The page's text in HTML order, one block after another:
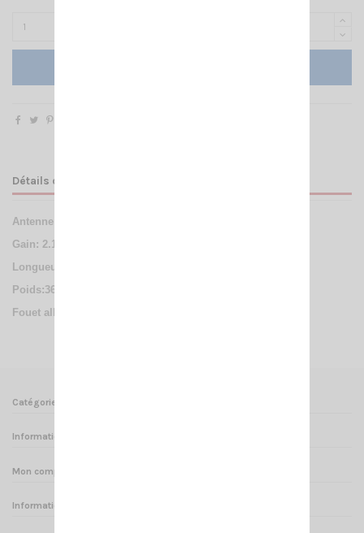
Détails du produit
Antenne NA 403
Gain: 2.15 dBi-
Longueur 392mm-
Poids:36g-
Fouet alliage titane
Catégories
Informations
Mon compte
Informations sur votre boutique